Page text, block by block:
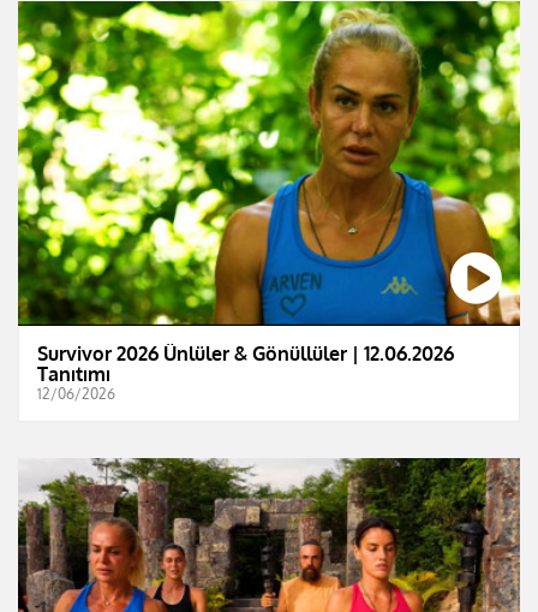
Survivor 2026 Ünlüler & Gönüllüler | 12.06.2026
Tanıtımı
12/06/2026